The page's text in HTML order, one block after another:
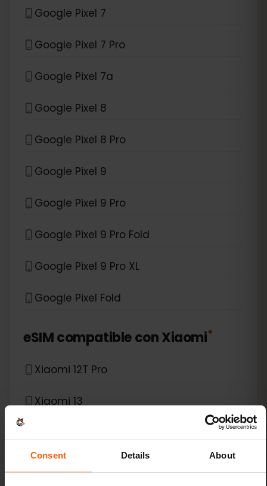
Consent Details About
Google Pixel 7
Google Pixel 7 Pro
Google Pixel 7a
Google Pixel 8
Google Pixel 8 Pro
Google Pixel 9
Google Pixel 9 Pro
Google Pixel 9 Pro Fold
Google Pixel 9 Pro XL
Google Pixel Fold
eSIM compatible conXiaomi*
Xiaomi 12T Pro
Xiaomi 13